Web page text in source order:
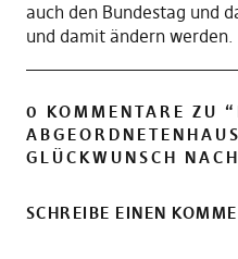
auch den Bundestag und
und damit ändern werden.
0 KOMMENTARE ZU “
GLÜCKWUNSCH
SCHREIBE EINEN